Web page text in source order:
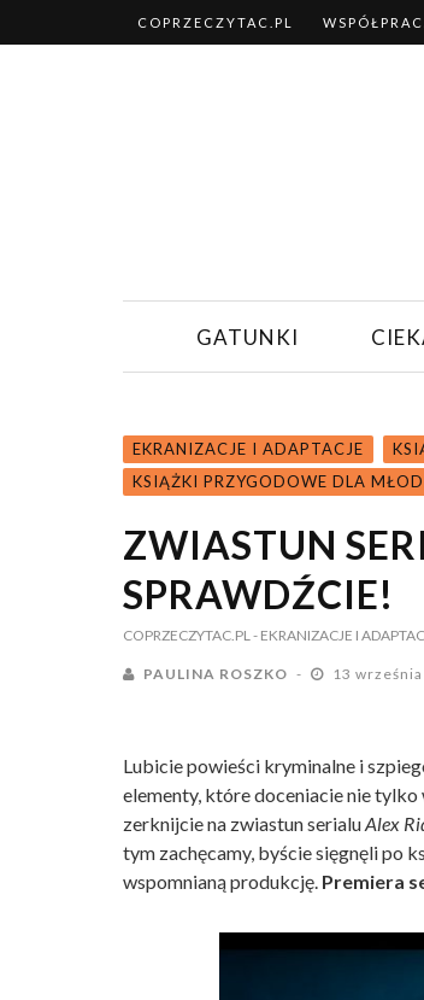
COPRZECZYTAC.PL
GATUNKI
EKRANIZACJE I ADAPTACJE
KSIĄŻKI PRZYGODOWE DLA
ZWIASTUN
SPRAWDŹCIE!
COPRZECZYTAC.PL- EKRANIZACJE I
PAULINA ROSZKO 13
Lubicie powieści kryminalne i
elementy, które doceniacie nie
zerknijcie na zwiastun serialuAlex
tym zachęcamy, byście sięgnęli po
wspomnianą produkcję. Premiera